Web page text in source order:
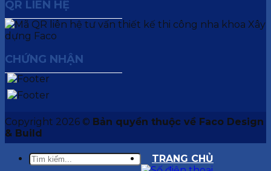
QR LIÊN HỆ
CHỨNG NHẬN
Copyright 2026 © Bản quyền thuộc về Faco Design
& Build
TRANG CHỦ